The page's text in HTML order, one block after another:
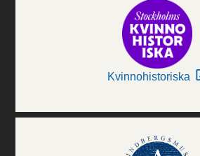
Kvinnohistoriska